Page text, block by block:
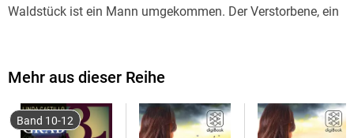
Waldstück ist ein Mann umgekommen. Der Verstorbene, ein
die Amischen ihre Probleme lieber ohne Einmischung der
ermordeten Mann sprechen. Nach und nach findet sie
heraus, dass Swanz vor Kurzem aus der Gemeinde
Mehr aus dieser Reihe
Band 10-12